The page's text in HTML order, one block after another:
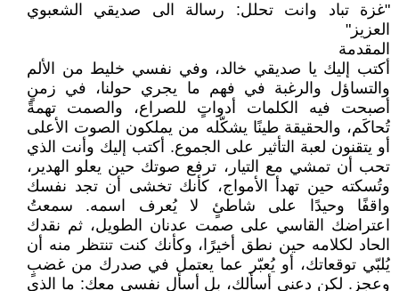
"غزة تباد وانت تحلل: رسالة الى صديقي الشعبوي
العزيز"
المقدمة
أكتب إليك يا صديقي خالد، وفي نفسي خليط من الألم
والتساؤل والرغبة في فهم ما يجري حولنا، في زمنٍ
أصبحت فيه الكلمات أدواتٍ للصراع، والصمت تهمةً
تُحاكَم، والحقيقة طينًا يشكّله من يملكون الصوت الأعلى
أو يتقنون لعبة التأثير على الجموع. أكتب إليك وأنت الذي
تحب أن تمشي مع التيار، ترفع صوتك حين يعلو الهدير،
وتُسكته حين تهدأ الأمواج، كأنك تخشى أن تجد نفسك
واقفًا وحيدًا على شاطئٍ لا يُعرف اسمه. سمعتُ
اعتراضك القاسي على صمت عدنان الطويل، ثم نقدك
الحاد لكلامه حين نطق أخيرًا، وكأنك كنت تنتظر منه أن
يُلبّي توقعاتك، أو يُعبّر عما يعتمل في صدرك من غضبٍ
وعجز. لكن دعني أسألك، بل أسأل نفسي معك: ما الذي